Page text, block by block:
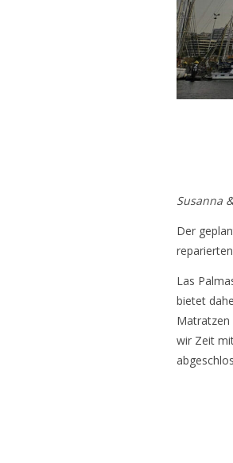
Susanna
Der
reparierten
Las
bietet
Matratzen
wir Zeit